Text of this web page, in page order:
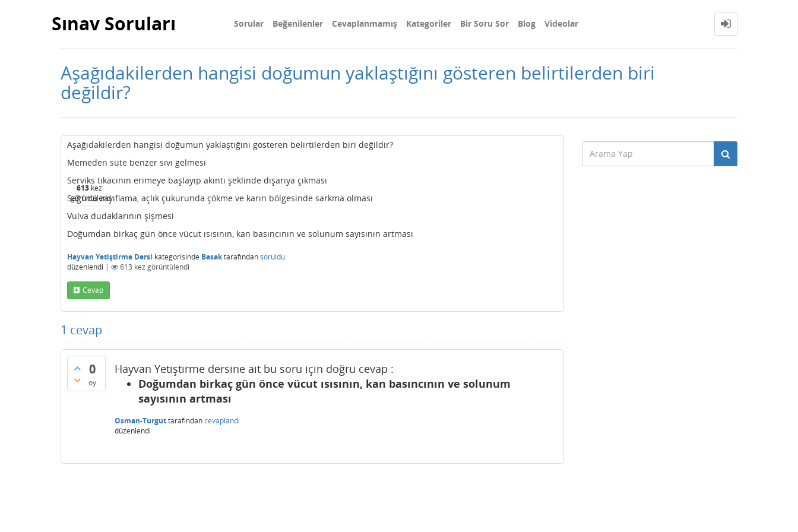
Sınav Soruları Sorular Beğenilenler Cevaplanmamış Kategoriler Bir Soru Sor Blog Videolar
Aşağıdakilerden hangisi doğumun yaklaştığını gösteren belirtilerden biri
değildir?
613 kez
görüntülendi
Aşağıdakilerden hangisi doğumun yaklaştığını gösteren belirtilerden biri değildir?
Memeden süte benzer sıvı gelmesi
Serviks tıkacının erimeye başlayıp akıntı şeklinde dışarıya çıkması
Sağrıda zayıflama, açlık çukurunda çökme ve karın bölgesinde sarkma olması
Vulva dudaklarının şişmesi
Doğumdan birkaç gün önce vücut ısısının, kan basıncının ve solunum sayısının artması
Hayvan Yetiştirme Dersi kategorisinde Basaktarafındansoruldu
düzenlendi | 613 kez görüntülendi
Cevap
1 cevap
0
oy
Hayvan Yetiştirme dersine ait bu soru için doğru cevap :
Doğumdan birkaç gün önce vücut ısısının, kan basıncının ve solunum
sayısının artması
Osman-Turguttarafındancevaplandı
düzenlendi